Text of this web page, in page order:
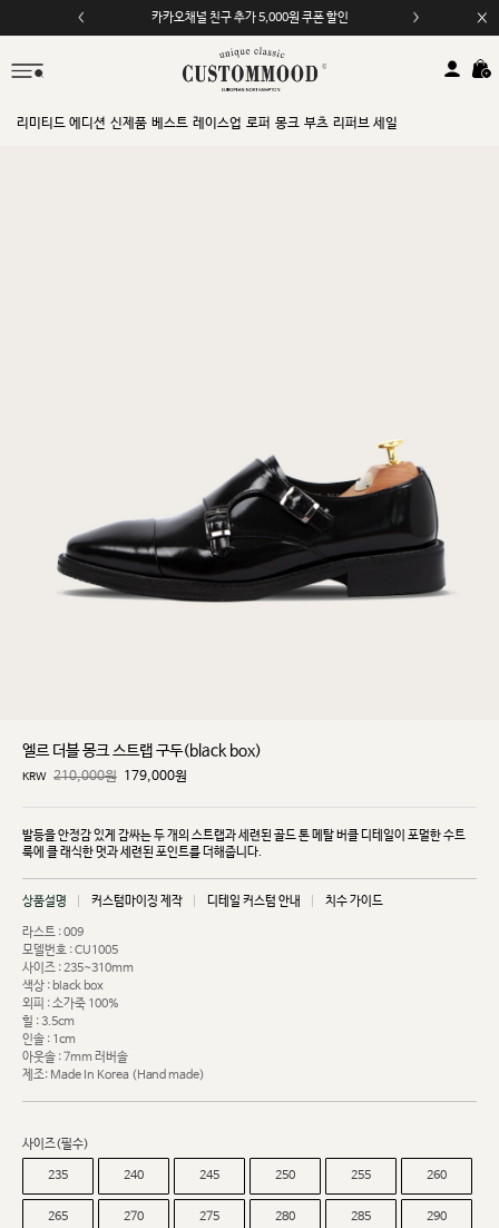
모바일 앱 자동 2,000원 할인
리미티드 에디션 신제품 베스트 레이스업 로퍼 몽크 부츠 리퍼브 세일
엘르 더블 몽크 스트랩 구두(black box)
KRW 210,000원 179,000원
발등을 안정감 있게 감싸는 두 개의 스트랩과 세련된 골드 톤 메탈 버클 디테일이 포멀한 수트
룩에 클래식한 멋과 세련된 포인트를 더해줍니다.
상품설명 커스텀마이징 제작 디테일 커스텀 안내 치수 가이드
라스트 : 009
모델번호 : CU1005
사이즈 : 235~310mm
색상 : black box
외피 : 소가죽 100%
힐 : 3.5cm
인솔 : 1cm
아웃솔 : 7mm 러버솔
제조: Made In Korea (Hand made)
사이즈(필수)
235 240 245 250 255 260
265 270 275 280 285 290